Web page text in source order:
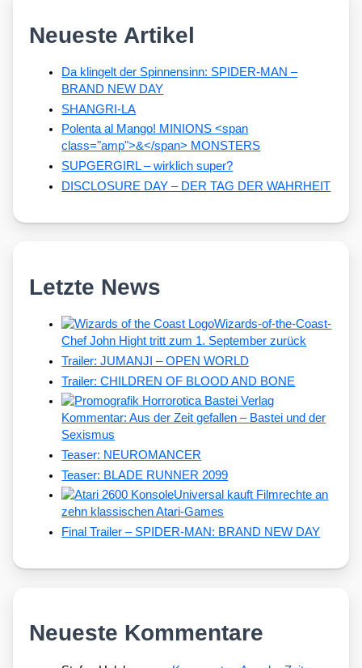
Neueste Artikel
Da klingelt der Spinnensinn: SPIDER-MAN –
BRAND NEW DAY
SHANGRI-LA
Polenta al Mango! MINIONS <span
class="amp">&</span> MONSTERS
SUPGERGIRL – wirklich super?
DISCLOSURE DAY – DER TAG DER WAHRHEIT
Letzte News
Wizards-of-the-Coast-
Chef John Hight tritt zum 1. September zurück
Trailer: JUMANJI – OPEN WORLD
Trailer: CHILDREN OF BLOOD AND BONE
Kommentar: Aus der Zeit gefallen – Bastei und der
Sexismus
Teaser: NEUROMANCER
Teaser: BLADE RUNNER 2099
Universal kauft Filmrechte an
zehn klassischen Atari-Games
Final Trailer – SPIDER-MAN: BRAND NEW DAY
Neueste Kommentare